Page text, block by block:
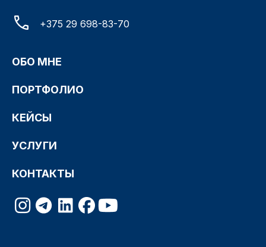
+375 29 698-83-70
ОБО МНЕ
ПОРТФОЛИО
КЕЙСЫ
УСЛУГИ
КОНТАКТЫ